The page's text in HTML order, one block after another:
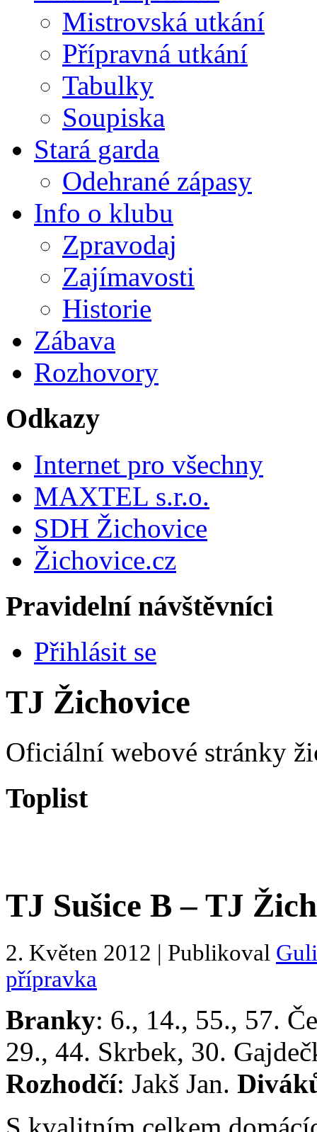
Mistrovská utkání
Přípravná utkání
Tabulky
Soupiska
Stará garda
Odehrané zápasy
Info o klubu
Zpravodaj
Zajímavosti
Historie
Zábava
Rozhovory
Odkazy
Internet pro všechny
MAXTEL s.r.o.
SDH Žichovice
Žichovice.cz
Pravidelní návštěvníci
Přihlásit se
TJ Žichovice
Oficiální webové stránky
Toplist
TJ Sušice B – TJ
2. Květen 2012 | Publikoval Guli
přípravka
Branky: 6., 14., 55., 57.
29., 44. Skrbek, 30.
Rozhodčí: Jakš Jan.